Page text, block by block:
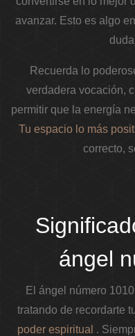
avanzar. Esto es algo
Recuerda lo
verdadera vocación,
permitir que la energía
Tu espacio lo más
correcto,
ángel
El ángel número
tratando de recordarte
poder espiritual .